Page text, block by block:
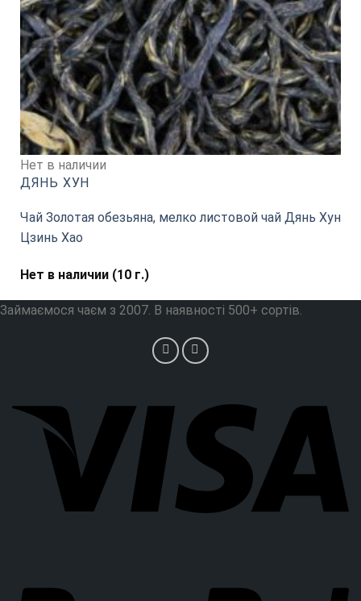
Нет в наличии
ДЯНЬ ХУН
Чай Золотая обезьяна, мелко листовой чай Дянь Хун
Цзинь Хао
Нет в наличии (10 г.)
Займаємося чаєм з 2007. В наявності 500+ сортів.